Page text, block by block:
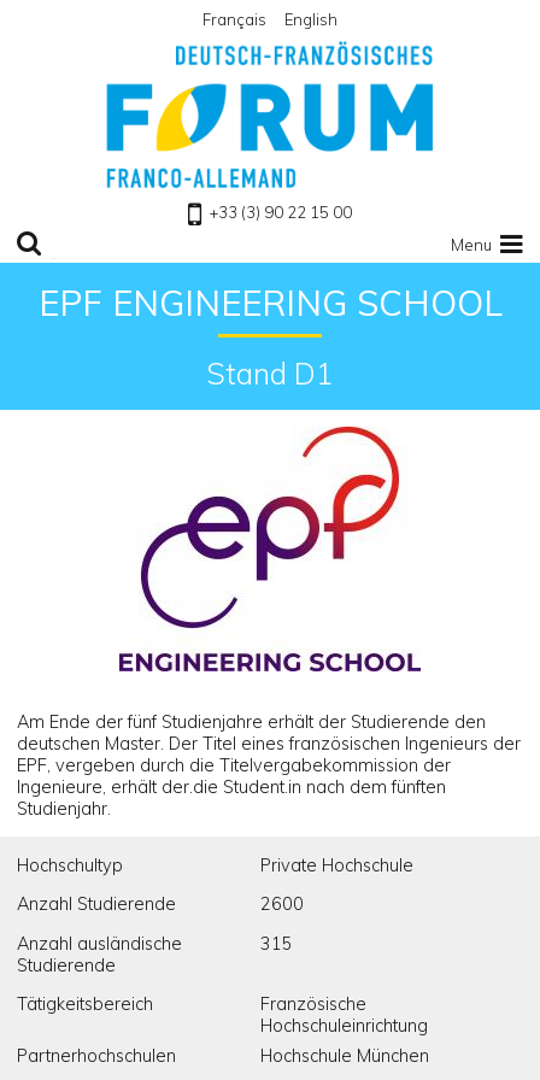
Zu Homepage
Français English
+33 (3) 90 22 15 00
Menu
EPF ENGINEERING SCHOOL
Stand D1
Am Ende der fünf Studienjahre erhält der Studierende den
deutschen Master. Der Titel eines französischen Ingenieurs der
EPF, vergeben durch die Titelvergabekommission der
Ingenieure, erhält der.die Student.in nach dem fünften
Studienjahr.
Hochschultyp
Private Hochschule
Anzahl Studierende
2600
Anzahl ausländische
Studierende
315
Tätigkeitsbereich
Französische
Hochschuleinrichtung
Partnerhochschulen
Hochschule München